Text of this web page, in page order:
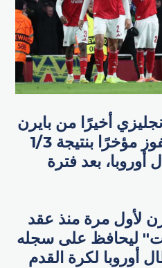
أخيرًا من بايرن
ميونخ، وحقق عليه الفوز مؤخرًا بنتيجة 1/3
بعد فترة
لأول مرة منذ عقد
"10 سنوات" ليحافظ على سجله
أوروبا لكرة القدم